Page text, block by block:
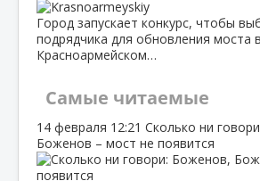
Город запускает конкурс, чтобы
подрядчика для обновления моста в
Красноармейском…
Самые читаемые
14 февраля 12:21 Сколько ни
Боженов – мост не появится